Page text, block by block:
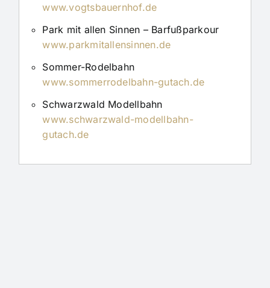
www.vogtsbauernhof.de
Park mit allen Sinnen – Barfußparkour
www.parkmitallensinnen.de
Sommer-Rodelbahn
www.sommerrodelbahn-gutach.de
Schwarzwald Modellbahn
www.schwarzwald-modellbahn-
gutach.de